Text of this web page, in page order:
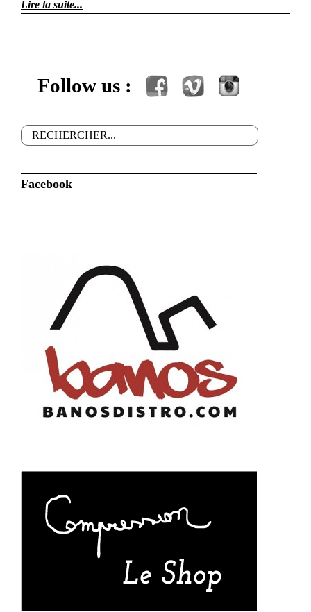
Lire la suite
Follow us : FacebookVimeo Instagram
Formulaire de recherche
Rechercher
Facebook